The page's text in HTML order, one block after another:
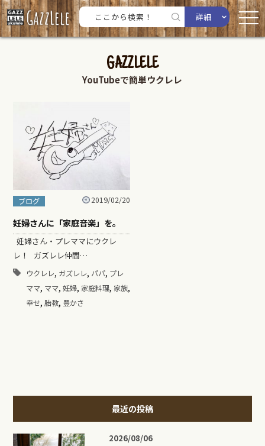
詳細
GAZZLELE
YouTubeで簡単ウクレレ
ブログ 2019/02/20
妊婦さんに「家庭音楽」を。
妊婦さん・プレママにウクレ
レ！ ガズレレ仲間…
ウクレレ, ガズレレ, パパ, プレ
ママ, ママ, 妊婦, 家庭料理, 家族,
幸せ, 胎教, 豊かさ
最近の投稿
2026/08/06